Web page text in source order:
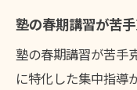
塾の春期講習が苦
塾の春期講習が苦手
に特化した集中指導